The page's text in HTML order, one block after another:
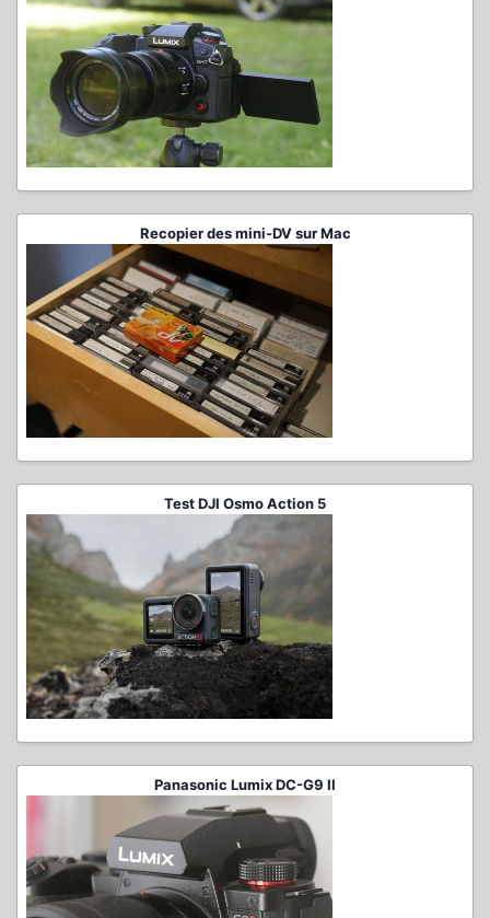
Recopier des mini-DV sur Mac
Test DJI Osmo Action 5
Panasonic Lumix DC-G9 II